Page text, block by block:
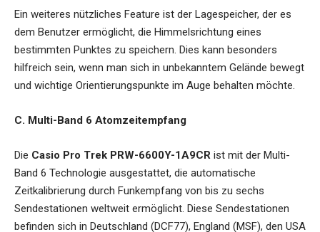
Ein weiteres nützliches Feature ist der Lagespeicher, der es
dem Benutzer ermöglicht, die Himmelsrichtung eines
bestimmten Punktes zu speichern. Dies kann besonders
hilfreich sein, wenn man sich in unbekanntem Gelände bewegt
und wichtige Orientierungspunkte im Auge behalten möchte.
C. Multi-Band 6 Atomzeitempfang
Die Casio Pro Trek PRW-6600Y-1A9CR ist mit der Multi-
Band 6 Technologie ausgestattet, die automatische
Zeitkalibrierung durch Funkempfang von bis zu sechs
Sendestationen weltweit ermöglicht. Diese Sendestationen
befinden sich in Deutschland (DCF77), England (MSF), den USA